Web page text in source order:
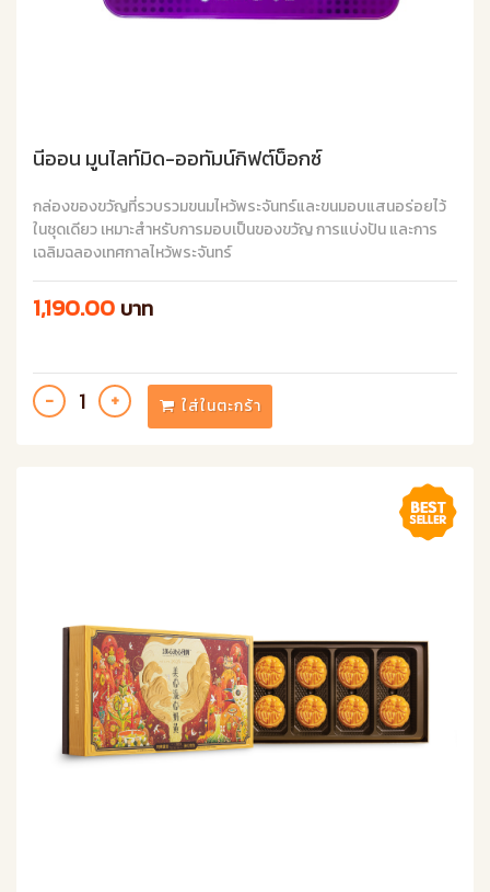
นีออน มูนไลท์มิด-ออทัมน์กิฟต์บ็อกซ์
กล่องของขวัญที่รวบรวมขนมไหว้พระจันทร์และขนมอบแสนอร่อยไว้
ในชุดเดียว เหมาะสำหรับการมอบเป็นของขวัญ การแบ่งปัน และการ
เฉลิมฉลองเทศกาลไหว้พระจันทร์
1,190.00 บาท
ใส่ในตะกร้า